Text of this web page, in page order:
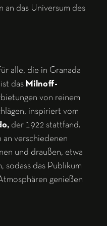
an das Universum des
alle, die in Granada
das Milnoff-
von reinem
inspiriert vom
der 1922 stattfand.
an verschiedenen
und draußen, etwa
sodass das Publikum
genießen